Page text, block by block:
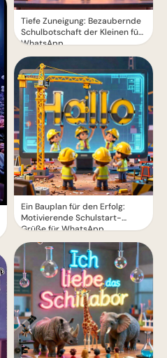
Tiefe Zuneigung: Bezaubernde
Schulbotschaft der Kleinen für
WhatsApp
Ein Bauplan für den Erfolg:
Motivierende Schulstart-
Grüße für WhatsApp